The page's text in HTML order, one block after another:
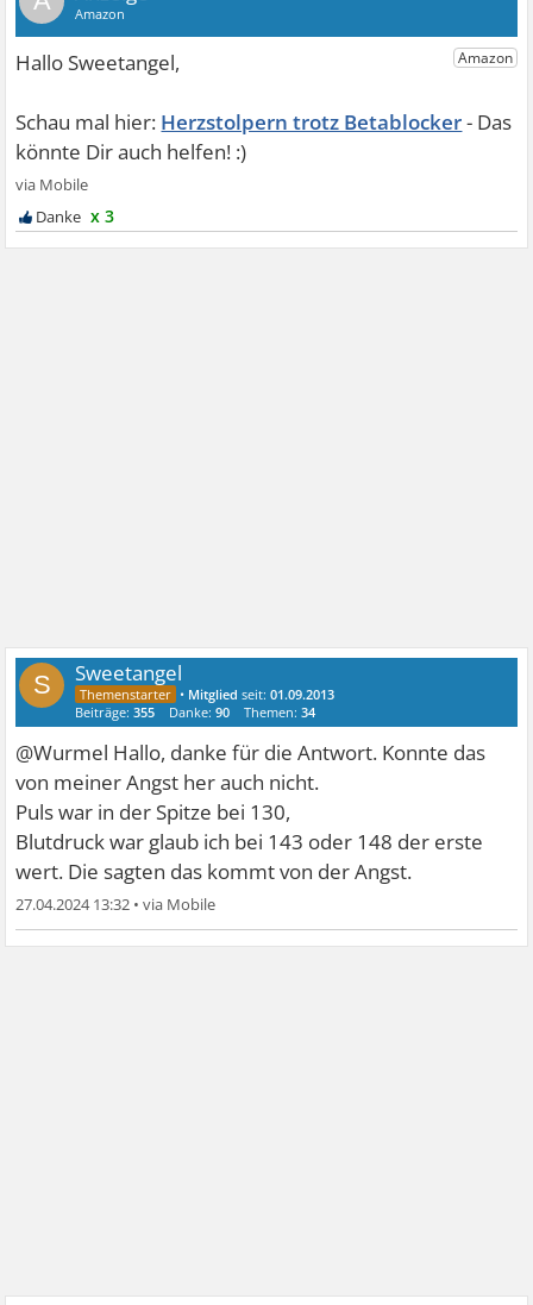
Herzstolpern trotz Betablocker
x 3
S Sweetangel
• Mitglied seit:01.09.2013
Beiträge:355 Danke:90 Themen:34
@Wurmel Hallo, danke für die Antwort. Konnte das
von meiner Angst her auch nicht.
Puls war in der Spitze bei 130,
Blutdruck war glaub ich bei 143 oder 148 der erste
wert. Die sagten das kommt von der Angst.
27.04.2024 13:32 •